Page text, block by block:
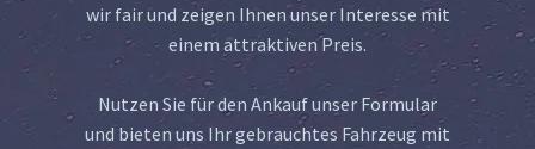
wir fair und zeigen Ihnen unser Interesse mit
einem attraktiven Preis.
Nutzen Sie für den Ankauf unser Formular
und bieten uns Ihr gebrauchtes Fahrzeug mit